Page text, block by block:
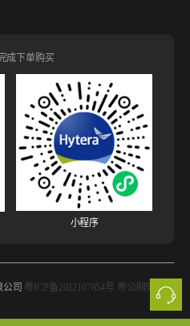
成下单购买
小程序
公司 粤ICP备2022107854号 粤公网安备